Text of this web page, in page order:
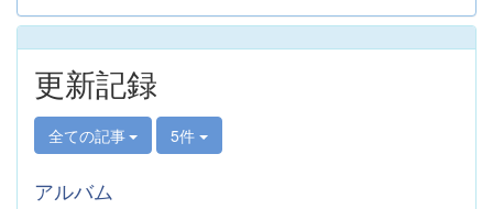
更新記録
全ての記事 5件
アルバム